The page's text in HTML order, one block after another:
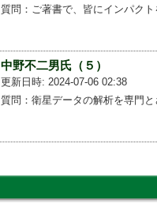
質問：ご著書で、皆にインパク
中野不二男氏（５）
更新日時: 2024-07-06 02:38
質問：衛星データの解析を専門